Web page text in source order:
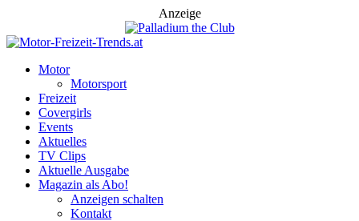
Anzeige
Motor
Motorsport
Freizeit
Covergirls
Events
Aktuelles
TV Clips
Aktuelle Ausgabe
Magazin als Abo!
Anzeigen schalten
Kontakt